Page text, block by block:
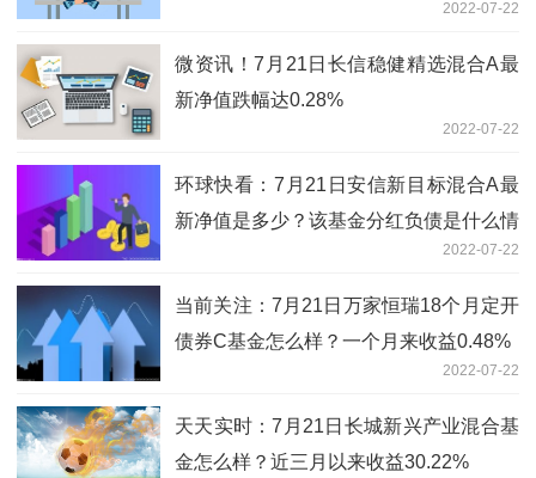
2022-07-22
微资讯！7月21日长信稳健精选混合A最
新净值跌幅达0.28%
2022-07-22
环球快看：7月21日安信新目标混合A最
新净值是多少？该基金分红负债是什么情
2022-07-22
当前关注：7月21日万家恒瑞18个月定开
债券C基金怎么样？一个月来收益0.48%
2022-07-22
天天实时：7月21日长城新兴产业混合基
金怎么样？近三月以来收益30.22%